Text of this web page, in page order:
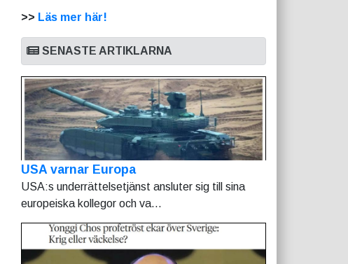
>> Läs mer här!
SENASTE ARTIKLARNA
USA varnar Europa
USA:s underrättelsetjänst ansluter sig till sina
europeiska kollegor och va...